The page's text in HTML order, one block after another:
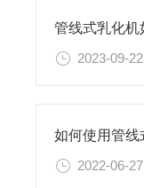
2023-09-22
2022-06-27